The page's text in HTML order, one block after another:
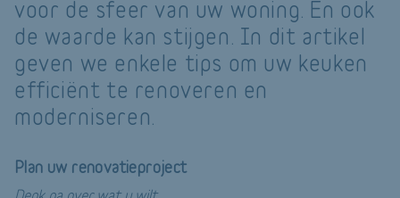
voor de sfeer van uw woning. En ook
de waarde kan stijgen. In dit artikel
geven we enkele tips om uw keuken
efficiënt te renoveren en
moderniseren.
Plan uw renovatieproject